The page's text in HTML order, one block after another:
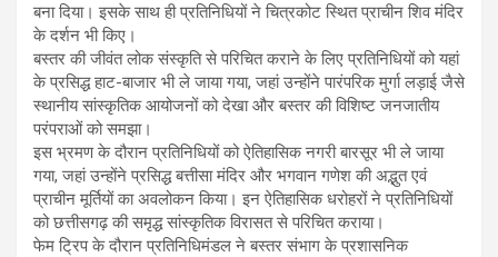
बना दिया। इसके साथ ही प्रतिनिधियों ने चित्रकोट स्थित प्राचीन शिव मंदिर
के दर्शन भी किए।
बस्तर की जीवंत लोक संस्कृति से परिचित कराने के लिए प्रतिनिधियों को यहां
के प्रसिद्ध हाट-बाजार भी ले जाया गया, जहां उन्होंने पारंपरिक मुर्गा लड़ाई जैसे
स्थानीय सांस्कृतिक आयोजनों को देखा और बस्तर की विशिष्ट जनजातीय
परंपराओं को समझा।
इस भ्रमण के दौरान प्रतिनिधियों को ऐतिहासिक नगरी बारसूर भी ले जाया
गया, जहां उन्होंने प्रसिद्ध बत्तीसा मंदिर और भगवान गणेश की अद्भुत एवं
प्राचीन मूर्तियों का अवलोकन किया। इन ऐतिहासिक धरोहरों ने प्रतिनिधियों
को छत्तीसगढ़ की समृद्ध सांस्कृतिक विरासत से परिचित कराया।
फेम ट्रिप के दौरान प्रतिनिधिमंडल ने बस्तर संभाग के प्रशासनिक